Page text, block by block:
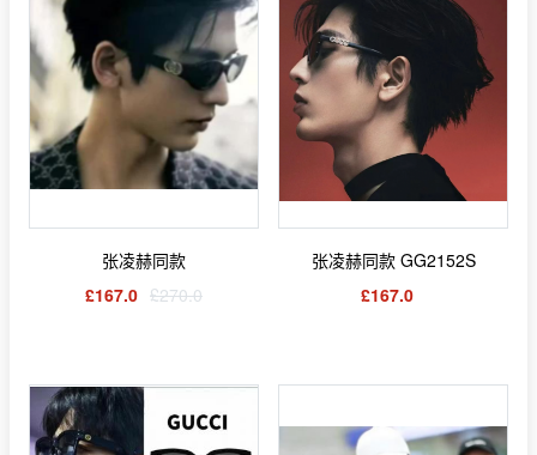
张凌赫同款
£167.0 £270.0
张凌赫同款 GG2152S
£167.0